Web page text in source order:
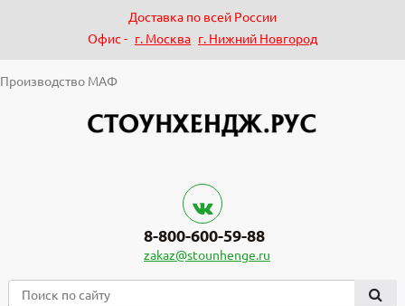
Доставка по всей России
Офис - г. Москва г. Нижний Новгород
Производство МАФ
8-800-600-59-88
zakaz@stounhenge.ru